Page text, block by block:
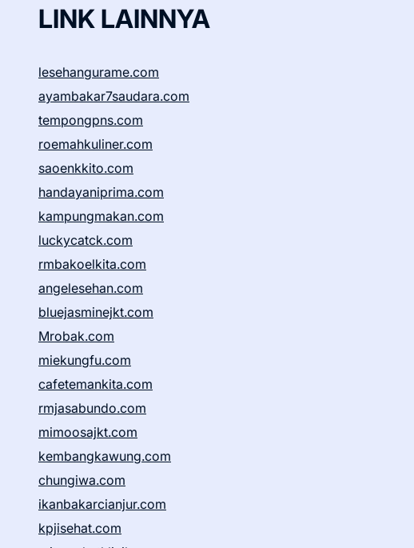
LINK LAINNYA
lesehangurame.com
ayambakar7saudara.com
tempongpns.com
roemahkuliner.com
saoenkkito.com
handayaniprima.com
kampungmakan.com
luckycatck.com
rmbakoelkita.com
angelesehan.com
bluejasminejkt.com
Mrobak.com
miekungfu.com
cafetemankita.com
rmjasabundo.com
mimoosajkt.com
kembangkawung.com
chungiwa.com
ikanbakarcianjur.com
kpjisehat.com